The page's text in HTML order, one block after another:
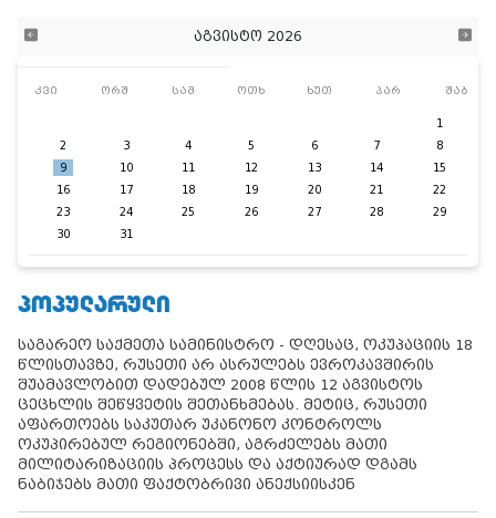
აგვისტო 2026
კვი ორშ სამ ოთხ ხუთ პარ შაბ
1
2
3 4 5 6 7
8
9
10 11 12 13 14
15
16
17 18 19 20 21
22
23
24 25 26 27 28
29
30
31
ᲞᲝᲞᲣᲚᲐᲠᲣᲚᲘ
საგარეო საქმეთა სამინისტრო - დღესაც, ოკუპაციის 18
წლისთავზე, რუსეთი არ ასრულებს ევროკავშირის
შუამავლობით დადებულ 2008 წლის 12 აგვისტოს
ცეცხლის შეწყვეტის შეთანხმებას. მეტიც, რუსეთი
აფართოებს საკუთარ უკანონო კონტროლს
ოკუპირებულ რეგიონებში, აგრძელებს მათი
მილიტარიზაციის პროცესს და აქტიურად დგამს
ნაბიჯებს მათი ფაქტობრივი ანექსიისკენ